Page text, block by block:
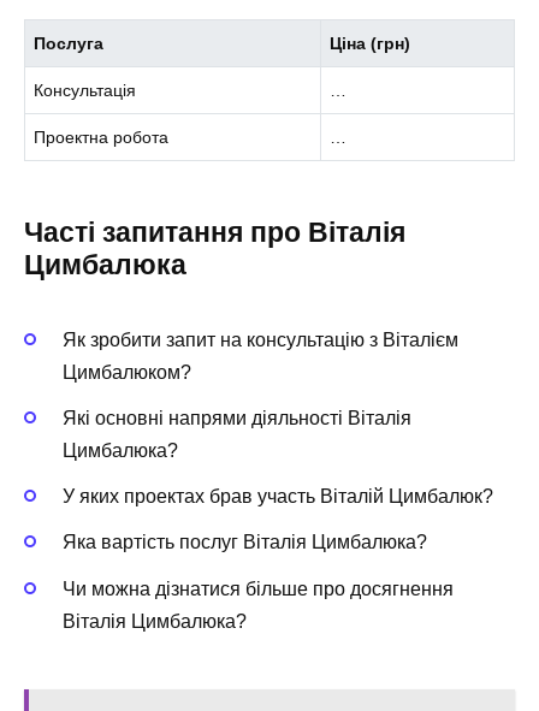
Послуга Ціна (грн)
Консультація
Проектна робота
Часті запитання про Віталія
Цимбалюка
Як зробити запит на консультацію з Віталієм
Цимбалюком?
Які основні напрями діяльності Віталія
Цимбалюка?
У яких проектах брав участь Віталій Цимбалюк?
Яка вартість послуг Віталія Цимбалюка?
Чи можна дізнатися більше про досягнення
Віталія Цимбалюка?